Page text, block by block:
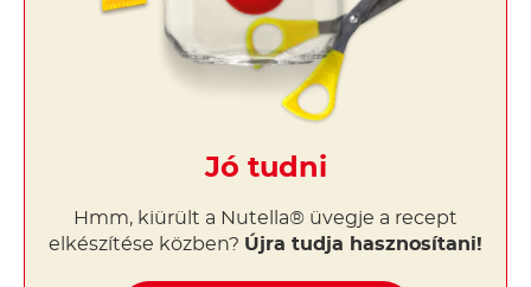
Jó tudni
Hmm, kiürült a Nutella® üvegje a recept
elkészítése közben? Újra tudja hasznosítani!